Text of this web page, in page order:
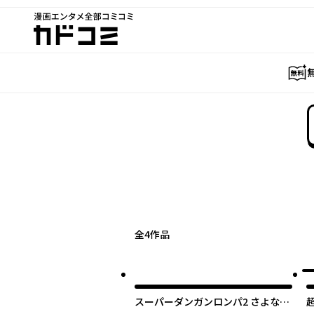
漫画エンタメ全部コミコミ
カドコミ
全4作品
スーパーダンガンロンパ2 さよなら